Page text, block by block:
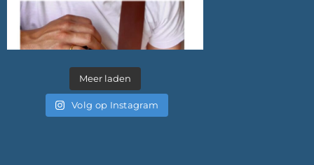
Meer laden
Volg op Instagram